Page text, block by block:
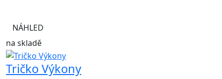
NÁHLED
na skladě
Tričko Výkony